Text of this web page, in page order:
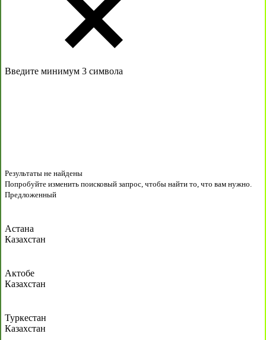
Введите минимум 3 символа
Результаты не найдены
Попробуйте изменить поисковый запрос, чтобы найти то, что вам нужно.
Предложенный
Астана
Казахстан
Актобе
Казахстан
Туркестан
Казахстан